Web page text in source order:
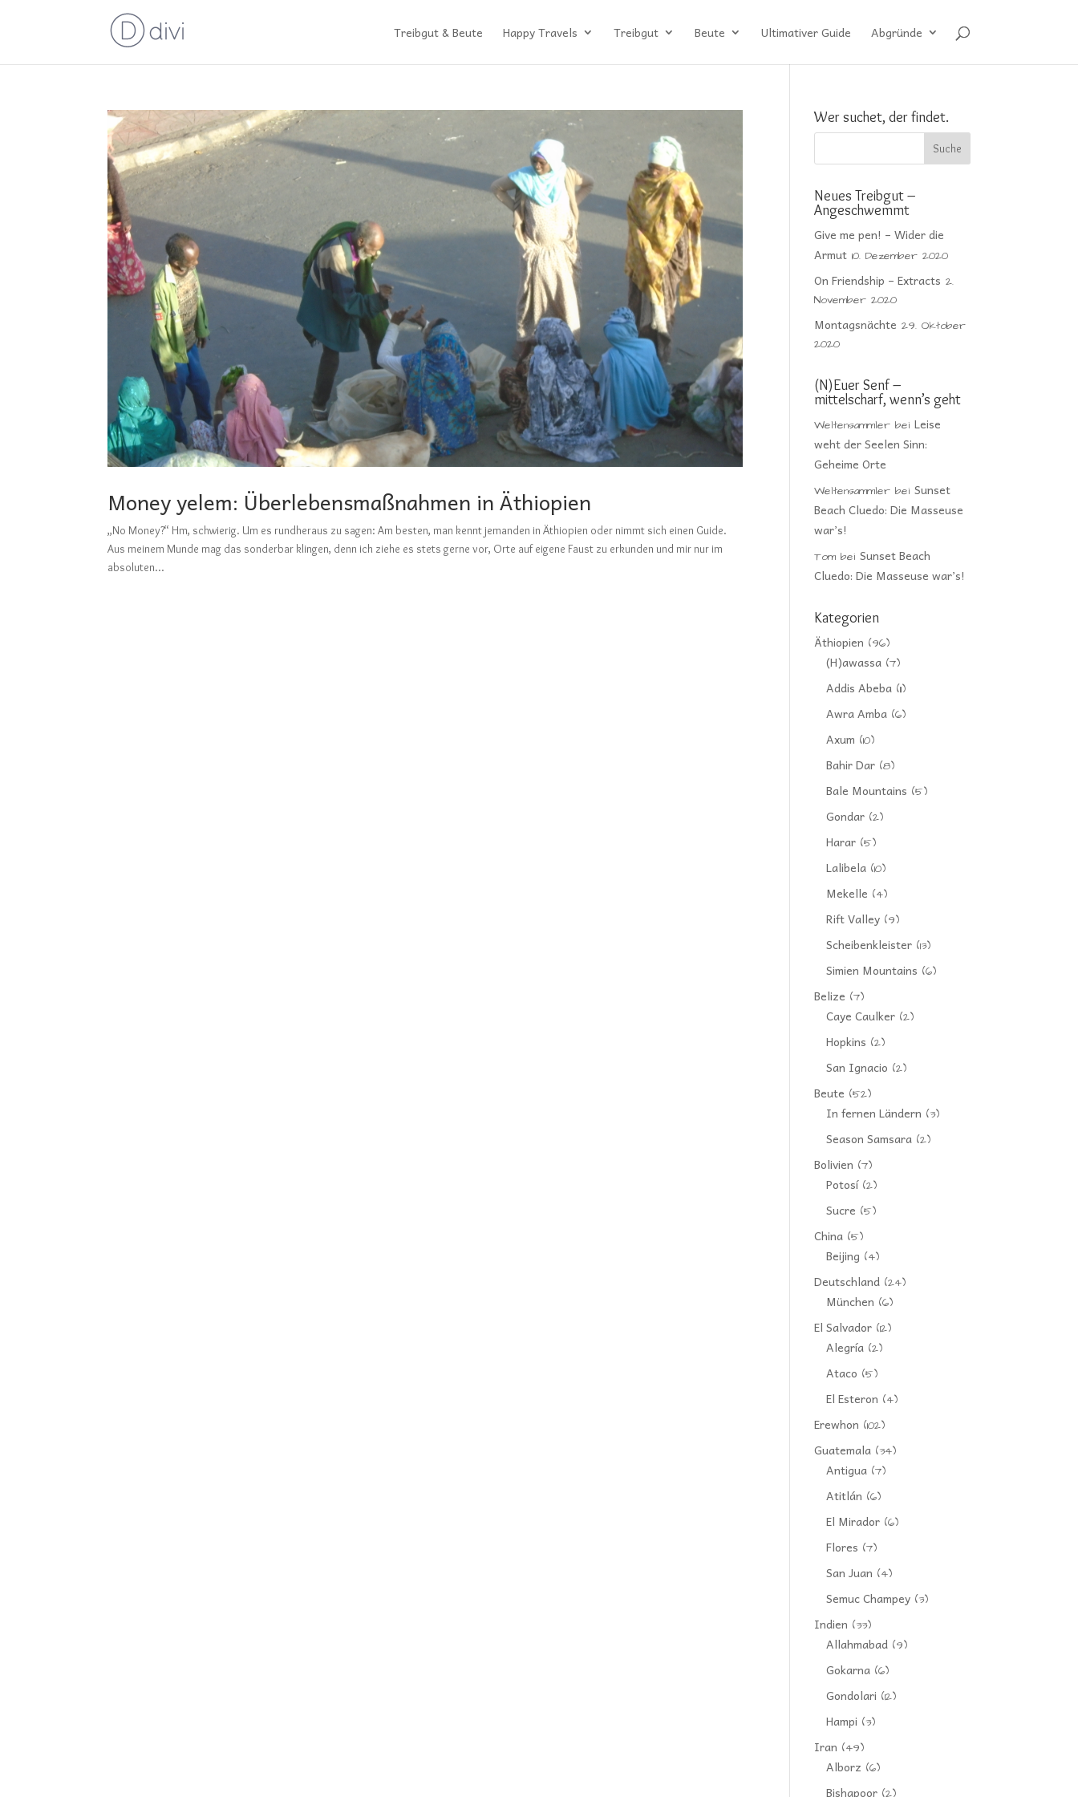
Treibgut & Beute Happy Travels Treibgut Beute Ultimativer Guide Abgründe
Money yelem: Überlebensmaßnahmen in Äthiopien
„No Money?“ Hm, schwierig. Um es rundheraus zu sagen: Am besten, man kennt jemanden in Äthiopien oder nimmt sich einen Guide.
Aus meinem Munde mag das sonderbar klingen, denn ich ziehe es stets gerne vor, Orte auf eigene Faust zu erkunden und mir nur im
absoluten...
Wer suchet, der findet.
Neues Treibgut –
Angeschwemmt
Give me pen! – Wider die
Armut 10. Dezember 2020
On Friendship – Extracts 2.
November 2020
Montagsnächte 29. Oktober
2020
(N)Euer Senf –
mittelscharf, wenn’s geht
Weltensammler beiLeise
weht der Seelen Sinn:
Geheime Orte
Weltensammler beiSunset
Beach Cluedo: Die Masseuse
war’s!
Tom beiSunset Beach
Cluedo: Die Masseuse war’s!
Kategorien
Äthiopien (96)
(H)awassa (7)
Addis Abeba (11)
Awra Amba (6)
Axum (10)
Bahir Dar (8)
Bale Mountains (5)
Gondar (2)
Harar (5)
Lalibela (10)
Mekelle (4)
Rift Valley (9)
Scheibenkleister (13)
Simien Mountains (6)
Belize (7)
Caye Caulker (2)
Hopkins (2)
San Ignacio (2)
Beute (52)
In fernen Ländern (3)
Season Samsara (2)
Bolivien (7)
Potosí(2)
Sucre (5)
China (5)
Beijing (4)
Deutschland (24)
München (6)
El Salvador (12)
Alegría (2)
Ataco (5)
El Esteron (4)
Erewhon (102)
Guatemala (34)
Antigua (7)
Atitlán (6)
El Mirador (6)
Flores (7)
San Juan (4)
Semuc Champey (3)
Indien (33)
Allahmabad (9)
Gokarna (6)
Gondolari (12)
Hampi (3)
Iran (49)
Alborz (6)
Bishapoor (2)